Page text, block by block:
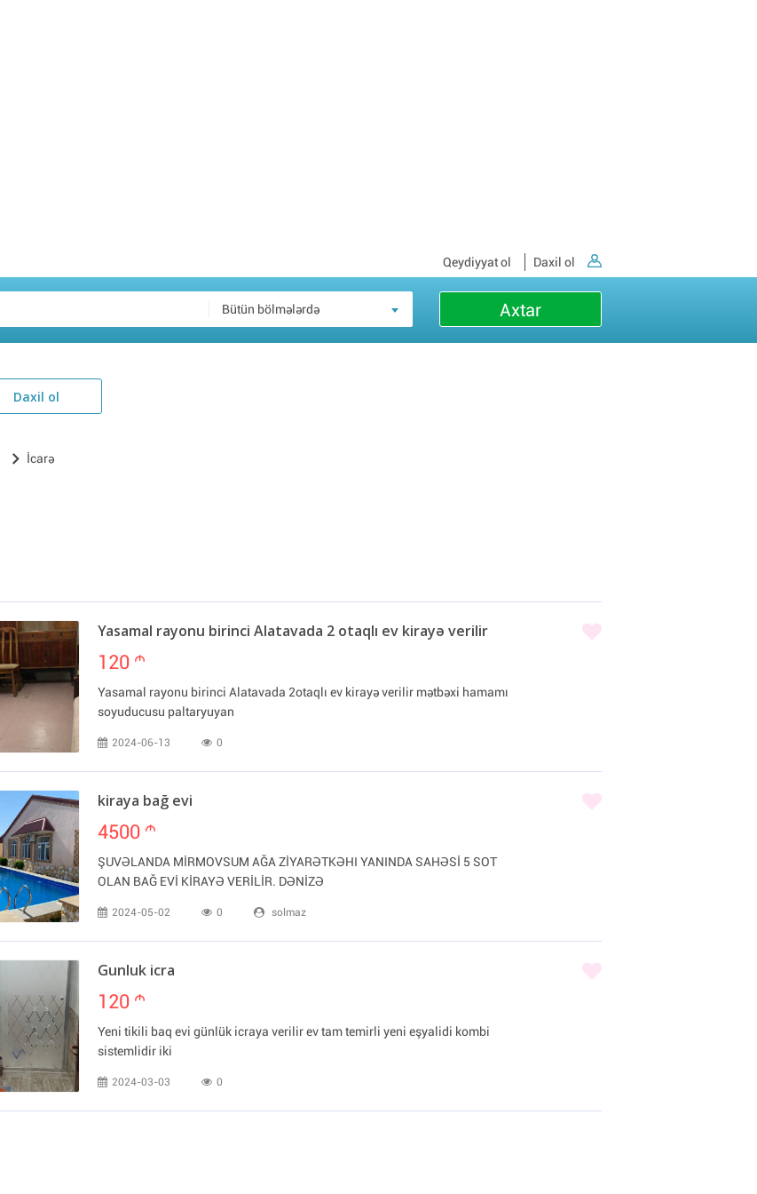
Qeydiyyat ol Daxil ol
Bütün bölmələrdə Axtar
Daxil ol
İcarə
Yasamal rayonu birinci Alatavada 2 otaqlı ev kirayə verilir
120 m
Yasamal rayonu birinci Alatavada 2otaqlı ev kirayə verilir mətbəxi hamamı
soyuducusu paltaryuyan
2024-06-13 0
kiraya bağ evi
4500 m
ŞUVƏLANDA MİRMOVSUM AĞA ZİYARƏTKƏHI YANINDA SAHƏSİ 5 SOT
OLAN BAĞ EVİ KİRAYƏ VERİLİR. DƏNİZƏ
2024-05-02 0 solmaz
Gunluk icra
120 m
Yeni tikili baq evi günlük icraya verilir ev tam temirli yeni eşyalidi kombi
sistemlidir iki
2024-03-03 0